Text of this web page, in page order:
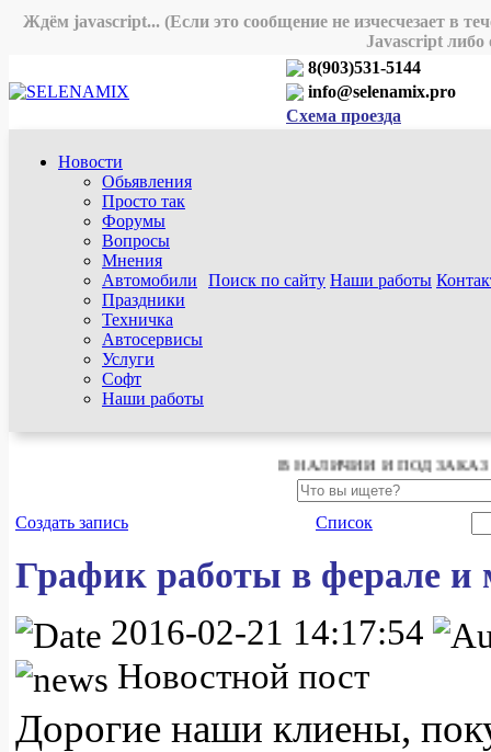
Ждём javascript... (Если это сообщение не изчесчезает в
Javascript либо
8(903)531-5144
info@selenamix.pro
Схема проезда
Новости
Обьявления
Просто так
Форумы
Вопросы
Мнения
Автомобили
Праздники
Техничка
Автосервисы
Услуги
Софт
Наши работы
Поиск по сайту Наши работы
В НАЛИЧИИ И ПОД ЗАКАЗ
Создать запись Список
График работы в ферале и
2016-02-21 14:17:54
Новостной пост
Дорогие наши клиены,